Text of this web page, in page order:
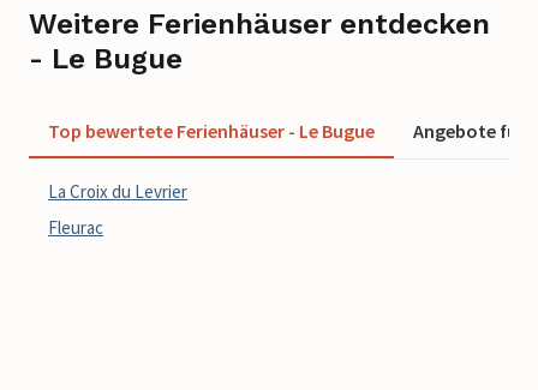
Weitere Ferienhäuser entdecken
- Le Bugue
Top bewertete Ferienhäuser - Le Bugue Angebote für
La Croix du Levrier
Fleurac